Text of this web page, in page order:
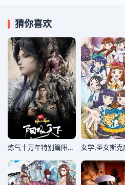
猜你喜欢
炼气十万年特别篇阳极天下